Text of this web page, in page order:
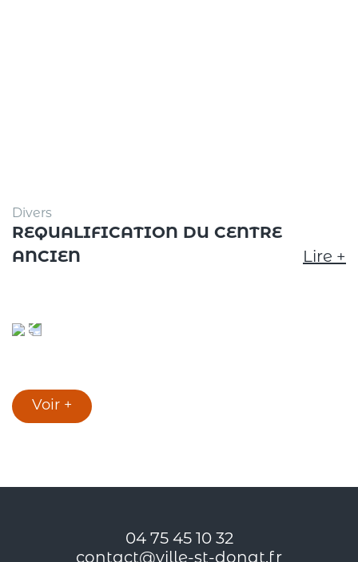
Divers
REQUALIFICATION DU CENTRE
ANCIEN
Lire +
Voir +
04 75 45 10 32
contact@ville-st-donat.fr